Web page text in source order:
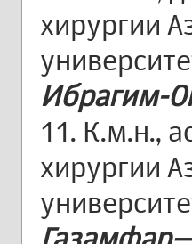
хирургии
Ибрагим-
11. К.м.н.,
хирургии